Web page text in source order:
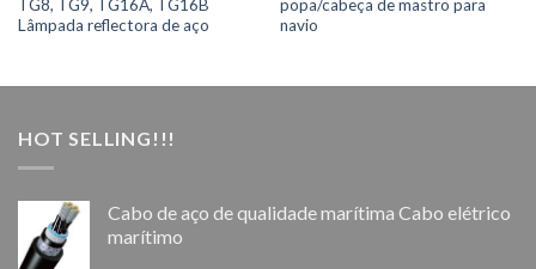
TG8, TG9, TG16A, TG16B
Lâmpada reflectora de aço
popa/cabeça de mastro para
navio
HOT SELLING!!!
Cabo de aço de qualidade marítima Cabo elétrico
marítimo